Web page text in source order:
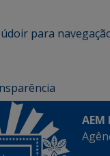
ir para
AEM